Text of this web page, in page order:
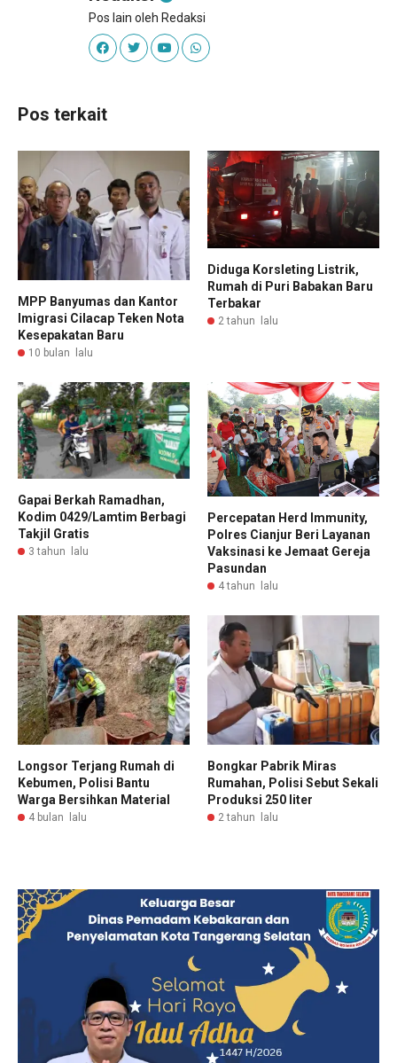
Pos lain oleh Redaksi
Pos terkait
MPP Banyumas dan Kantor
Imigrasi Cilacap Teken Nota
Kesepakatan Baru
10 bulan lalu
Diduga Korsleting Listrik,
Rumah di Puri Babakan Baru
Terbakar
2 tahun lalu
Gapai Berkah Ramadhan,
Kodim 0429/Lamtim Berbagi
Takjil Gratis
3 tahun lalu
Percepatan Herd Immunity,
Polres Cianjur Beri Layanan
Vaksinasi ke Jemaat Gereja
Pasundan
4 tahun lalu
Longsor Terjang Rumah di
Kebumen, Polisi Bantu
Warga Bersihkan Material
4 bulan lalu
Bongkar Pabrik Miras
Rumahan, Polisi Sebut Sekali
Produksi 250 liter
2 tahun lalu